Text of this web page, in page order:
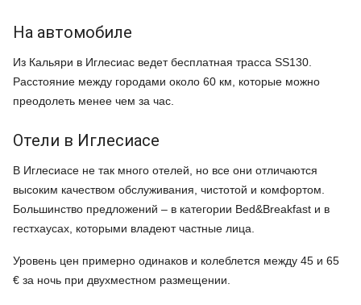
На автомобиле
Из Кальяри в Иглесиас ведет бесплатная трасса SS130.
Расстояние между городами около 60 км, которые можно
преодолеть менее чем за час.
Отели в Иглесиасе
В Иглесиасе не так много отелей, но все они отличаются
высоким качеством обслуживания, чистотой и комфортом.
Большинство предложений – в категории Bed&Breakfast и в
гестхаусах, которыми владеют частные лица.
Уровень цен примерно одинаков и колеблется между 45 и 65
€ за ночь при двухместном размещении.